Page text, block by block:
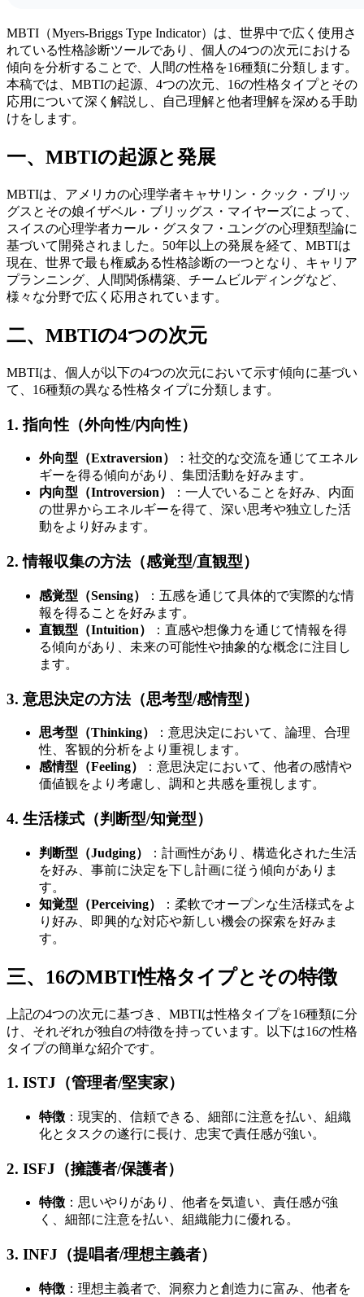
MBTI（Myers-Briggs Type Indicator）は、世界中で広く使用さ
れている性格診断ツールであり、個人の4つの次元における
傾向を分析することで、人間の性格を16種類に分類します。
本稿では、MBTIの起源、4つの次元、16の性格タイプとその
応用について深く解説し、自己理解と他者理解を深める手助
けをします。
一、MBTIの起源と発展
MBTIは、アメリカの心理学者キャサリン・クック・ブリッ
グスとその娘イザベル・ブリッグス・マイヤーズによって、
スイスの心理学者カール・グスタフ・ユングの心理類型論に
基づいて開発されました。50年以上の発展を経て、MBTIは
現在、世界で最も権威ある性格診断の一つとなり、キャリア
プランニング、人間関係構築、チームビルディングなど、
様々な分野で広く応用されています。
二、MBTIの4つの次元
MBTIは、個人が以下の4つの次元において示す傾向に基づい
て、16種類の異なる性格タイプに分類します。
1. 指向性（外向性/内向性）
外向型（Extraversion）
：社交的な交流を通じてエネル
ギーを得る傾向があり、集団活動を好みます。
内向型（Introversion）
：一人でいることを好み、内面
の世界からエネルギーを得て、深い思考や独立した活
動をより好みます。
2. 情報収集の方法（感覚型/直観型）
感覚型（Sensing）
：五感を通じて具体的で実際的な情
報を得ることを好みます。
直観型（Intuition）
：直感や想像力を通じて情報を得
る傾向があり、未来の可能性や抽象的な概念に注目し
ます。
3. 意思決定の方法（思考型/感情型）
思考型（Thinking）
：意思決定において、論理、合理
性、客観的分析をより重視します。
感情型（Feeling）
：意思決定において、他者の感情や
価値観をより考慮し、調和と共感を重視します。
4. 生活様式（判断型/知覚型）
判断型（Judging）
：計画性があり、構造化された生活
を好み、事前に決定を下し計画に従う傾向がありま
す。
知覚型（Perceiving）
：柔軟でオープンな生活様式をよ
り好み、即興的な対応や新しい機会の探索を好みま
す。
三、16のMBTI性格タイプとその特徴
上記の4つの次元に基づき、MBTIは性格タイプを16種類に分
け、それぞれが独自の特徴を持っています。以下は16の性格
タイプの簡単な紹介です。
1. ISTJ（管理者/堅実家）
特徴 ：現実的、信頼できる、細部に注意を払い、組織
化とタスクの遂行に長け、忠実で責任感が強い。
2. ISFJ（擁護者/保護者）
特徴 ：思いやりがあり、他者を気遣い、責任感が強
く、細部に注意を払い、組織能力に優れる。
3. INFJ（提唱者/理想主義者）
特徴 ：理想主義者で、洞察力と創造力に富み、他者を